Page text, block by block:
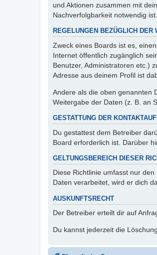
und Aktionen zusammen mit
Nachverfolgbarkeit notwendig ist.
REGELUNGEN BEZÜGLICH DER
Zweck eines Boards ist es,
Internet öffentlich zugänglich
Benutzer, Administratoren etc.)
Adresse aus deinem Profil ist
Andere als die oben genannten
Weitergabe der Daten (z. B. an
GESTATTUNG DER
Du gestattest dem Betreiber
Board erforderlich ist. Darüber
GELTUNGSBEREICH DIESER
Diese Richtlinie umfasst nur
Daten verarbeitet, wird er dich
AUSKUNFTSRECHT
Der Betreiber erteilt dir auf
Du kannst jederzeit die